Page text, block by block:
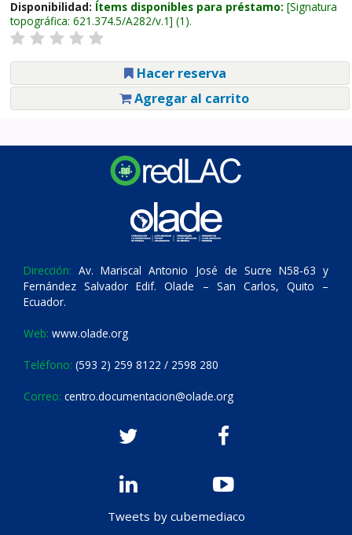
Disponibilidad: Ítems disponibles para préstamo: Signatura
topográfica: 621.374.5/A282/v.1 (1).
Hacer reserva
Agregar al carrito
Dirección: Av. Mariscal Antonio José de Sucre N58-63 y
Fernández Salvador Edif. Olade – San Carlos, Quito –
Ecuador.
Web: www.olade.org
Teléfono: (593 2) 259 8122 / 2598 280
Correo: centro.documentacion@olade.org
Tweets by cubemediaco